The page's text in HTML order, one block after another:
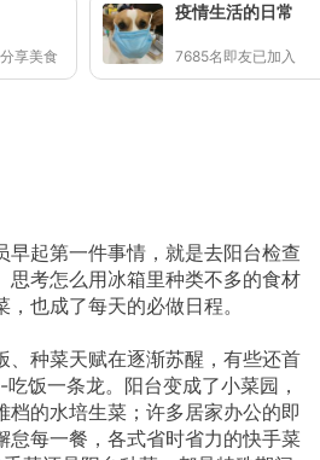
享美食
疫情生活的日常
7685名即友已加入
早起第一件事情，就是去阳台检查
思考怎么用冰箱里种类不多的食材
也成了每天的必做日程。
、种菜天赋在逐渐苏醒，有些还首
饭一条龙。阳台变成了小菜园，
档的水培生菜；许多居家办公的即
怠每一餐，各式省时省力的快手菜